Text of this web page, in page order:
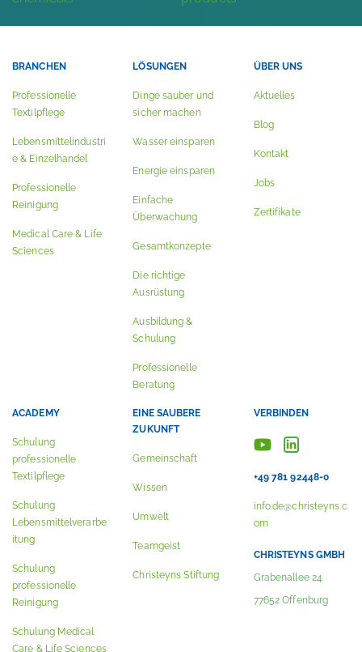
BRANCHEN
Professionelle
Textilpflege
Lebensmittelindustri
e & Einzelhandel
Professionelle
Reinigung
Medical Care & Life
Sciences
LÖSUNGEN
Dinge sauber und
sicher machen
Wasser einsparen
Energie einsparen
Einfache
Überwachung
Gesamtkonzepte
Die richtige
Ausrüstung
Ausbildung &
Schulung
Professionelle
Beratung
ÜBER UNS
Aktuelles
Blog
Kontakt
Jobs
Zertifikate
ACADEMY
Schulung
professionelle
Textilpflege
Schulung
Lebensmittelverarbe
itung
Schulung
professionelle
Reinigung
Schulung Medical
Care & Life Sciences
EINE SAUBERE
ZUKUNFT
Gemeinschaft
Wissen
Umwelt
Teamgeist
Christeyns Stiftung
VERBINDEN
+49 781 92448-0
info.de@christeyns.c
om
CHRISTEYNS GMBH
Grabenallee 24
77652 Offenburg